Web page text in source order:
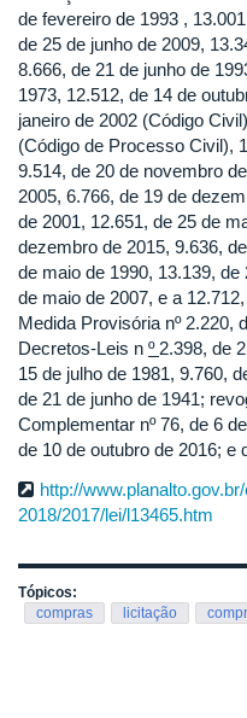
de fevereiro de 1993 ,
de 25 de junho de 2009,
8.666, de 21 de junho de
1973, 12.512, de 14 de
janeiro de 2002 (Código
(Código de Processo Civil),
9.514, de 20 de novembro
2005, 6.766, de 19 de
de 2001, 12.651, de 25 de
dezembro de 2015, 9.636,
de maio de 1990, 13.139, de
de maio de 2007, e a
Medida Provisória nº 2.220,
Decretos-Leis n º 2.398, de
15 de julho de 1981, 9.760,
de 21 de junho de 1941;
Complementar nº 76, de 6
de 10 de outubro de 2016; e
http://
2018/2017/lei/l13465.htm
Tópicos:
compras
licitação